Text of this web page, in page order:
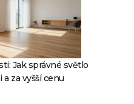
Jak správné světlo
za vyšší cenu